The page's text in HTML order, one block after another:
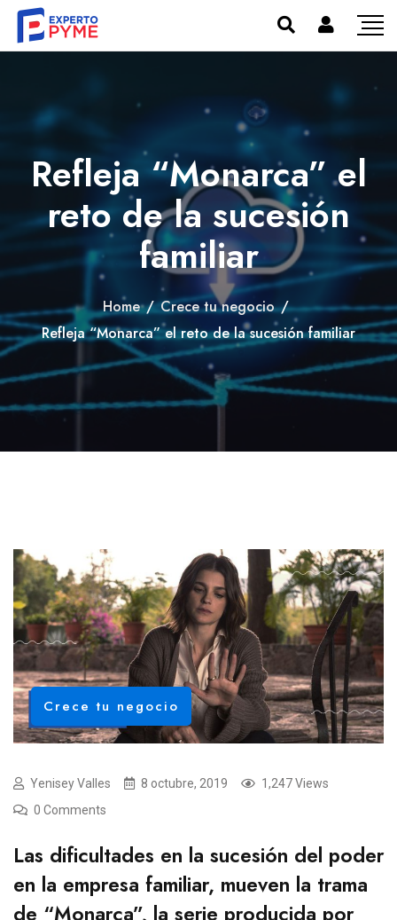
Refleja “Monarca” el
reto de la sucesión
familiar
Home / Crece tu negocio /
Refleja “Monarca” el reto de la sucesión familiar
Crece tu negocio
Yenisey Valles 8 octubre, 2019
1,247 Views
0 Comments
Las dificultades en la sucesión del poder
en la empresa familiar, mueven la trama
de “Monarca”, la serie producida por